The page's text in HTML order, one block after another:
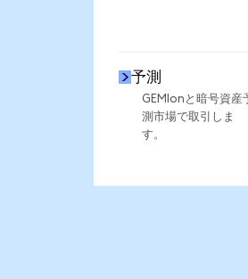
予測
GEMIonと暗号資産
測市場で取引しま
す。